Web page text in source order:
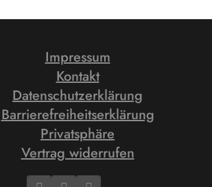
Impressum
Kontakt
Datenschutzerklärung
Barrierefreiheitserklärung
Privatsphäre
Vertrag widerrufen